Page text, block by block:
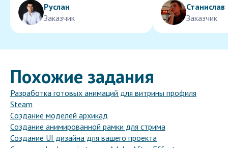
Руслан
Заказчик
Станислав
Заказчик
Похожие задания
Разработка готовых анимаций для витрины профиля
Steam
Создание моделей архикад
Создание анимированной рамки для стрима
Создание UI дизайна для вашего проекта